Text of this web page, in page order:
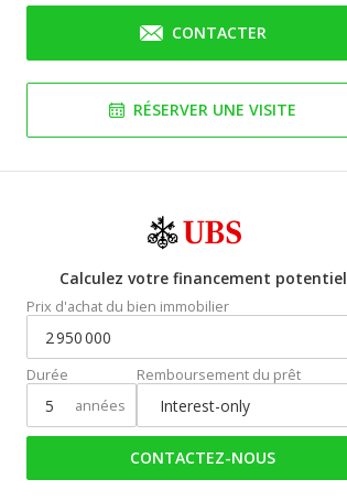
CONTACTER
RÉSERVER UNE VISITE
Calculez votre financement potentiel
Prix d'achat du bien immobilier
Durée
années
Remboursement du prêt
CONTACTEZ-NOUS